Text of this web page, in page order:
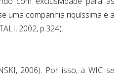
uma companhia riquíssima e a
2002, p.324).
2006). Por isso, a WIC se